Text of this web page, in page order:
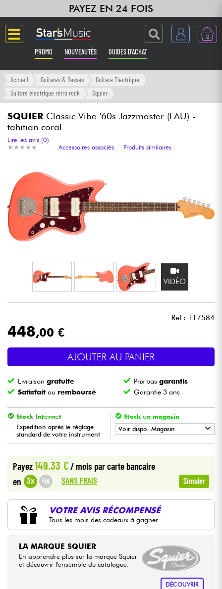
PAYEZ EN 24 FOIS
0
PROMO NOUVEAUTÉS GUIDES D'ACHAT
Langue
Amplis & Effets
Synthés & Sampleurs
Home Studio
Casques
DJ
Eclairage
Batteries & Percu
Vents
Violons & Quatuor
Eveil Musical
Câbles & Access.
Packs
Voir nos marques
Accueil Guitares & Basses
Guitare Electrique
Guitare électrique rétro rock
Squier
SQUIER Classic Vibe '60s Jazzmaster (LAU) -
tahitian coral
★ ★ ★ ★ ★
★ ★ ★ ★ ★
Lire les avis (0)
Accessoires associés
Produits similaires
VIDÉO
Ref : 117584
448,00 €
AJOUTER AU PANIER
Livraisongratuite Prix basgarantis
Satisfait ou remboursé Garantie 3 ans
Stock Internet
Expédition après le réglage
standard de votre instrument
Stock en magasin
Voir dispo. Magasin
•
Payez149.33 €/ mois par carte bancaire
en 3x 4x SANS FRAIS Simuler
VOTRE AVIS RÉCOMPENSÉ
Tous les mois des cadeaux à gagner
LA MARQUE SQUIER
En apprendre plus sur la marque Squier
et découvrir l'ensemble du catalogue.
DÉCOUVRIR